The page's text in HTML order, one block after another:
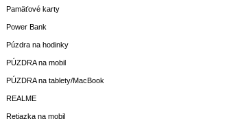
Pamäťové karty
Power Bank
Púzdra na hodinky
PÚZDRA na mobil
PÚZDRA na tablety/MacBook
REALME
Retiazka na mobil